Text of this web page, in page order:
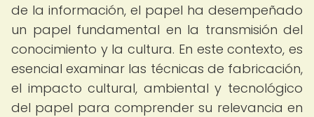
de la información, el papel ha desempeñado
un papel fundamental en la transmisión del
conocimiento y la cultura. En este contexto, es
esencial examinar las técnicas de fabricación,
el impacto cultural, ambiental y tecnológico
del papel para comprender su relevancia en